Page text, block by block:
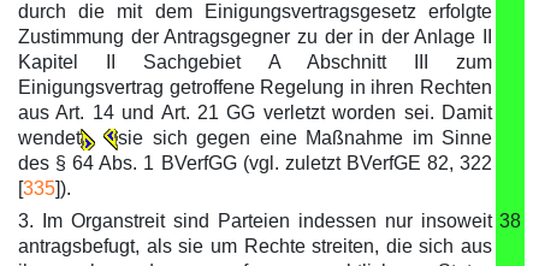
durch die mit dem Einigungsvertragsgesetz erfolgte
Zustimmung der Antragsgegner zu der in der Anlage II
Kapitel II Sachgebiet A Abschnitt III zum
Einigungsvertrag getroffene Regelung in ihren Rechten
aus Art. 14 und Art. 21 GG verletzt worden sei. Damit
wendet
sie sich gegen eine Maßnahme im Sinne
des § 64 Abs. 1 BVerfGG (vgl. zuletzt BVerfGE 82, 322
[335]).
3. Im Organstreit sind Parteien indessen nur insoweit
antragsbefugt, als sie um Rechte streiten, die sich aus
38